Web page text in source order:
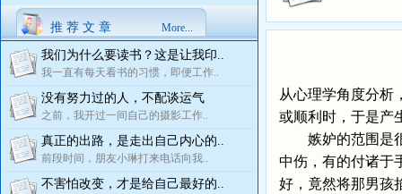
推 荐 文 章 More...
我们为什么要读书？这是让我印..
我一直有每天看书的习惯，即便工作..
没有努力过的人，不配谈运气
之前，我开过一间自己的摄影工作..
真正的出路，是走出自己内心的..
前段时间，朋友小琳打来电话向我..
不害怕改变，才是给自己最好的..
从心理学角度分析
或顺利时，于是产
嫉妒的范围是很
中伤，有的付诸于
好，竟然将那男孩